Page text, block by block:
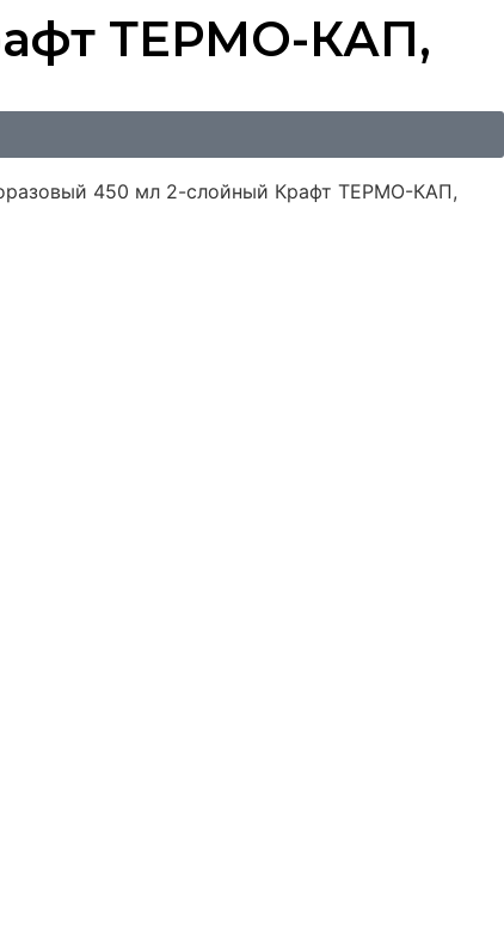
ТЕРМО-КАП,
450 мл 2-слойный Крафт ТЕРМО-КАП,